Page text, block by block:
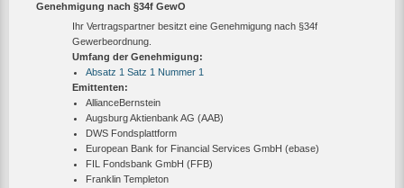
Genehmigung nach §34f GewO
Ihr Vertragspartner besitzt eine Genehmigung nach §34f
Gewerbeordnung.
Umfang der Genehmigung:
Absatz 1 Satz 1 Nummer 1
Emittenten:
AllianceBernstein
Augsburg Aktienbank AG (AAB)
DWS Fondsplattform
European Bank for Financial Services GmbH (ebase)
FIL Fondsbank GmbH (FFB)
Franklin Templeton